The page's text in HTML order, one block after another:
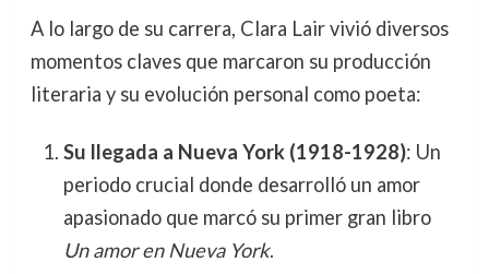
A lo largo de su carrera, Clara Lair vivió diversos
momentos claves que marcaron su producción
literaria y su evolución personal como poeta:
Su llegada a Nueva York (1918-1928): Un
periodo crucial donde desarrolló un amor
apasionado que marcó su primer gran libro
Un amor en Nueva York.